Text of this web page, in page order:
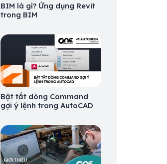
BIM là gì? Ứng dụng Revit
trong BIM
Bật tắt dòng Command
gợi ý lệnh trong AutoCAD